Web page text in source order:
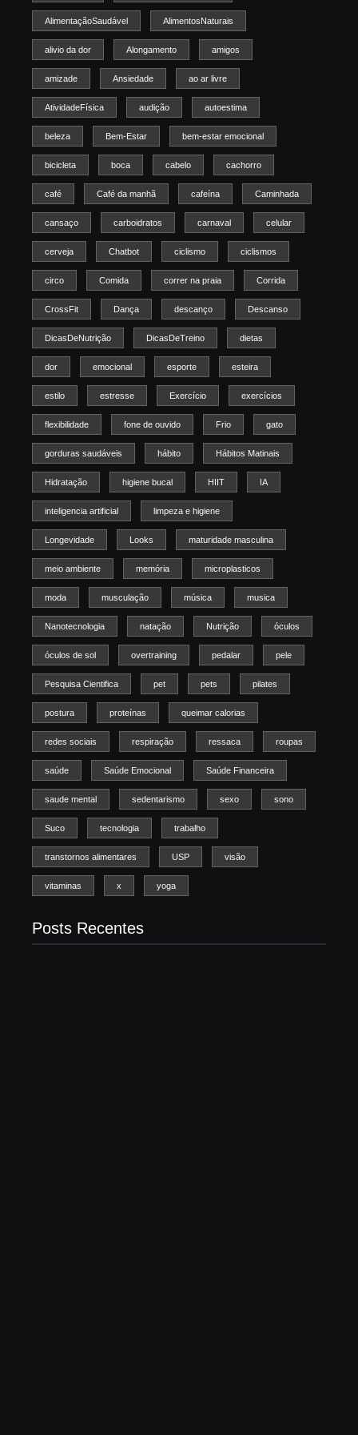
AlimentaçãoSaudável AlimentosNaturais
alivio da dor Alongamento amigos
amizade Ansiedade ao ar livre
AtividadeFísica audição autoestima
beleza Bem-Estar bem-estar emocional
bicicleta boca cabelo cachorro
café Café da manhã cafeína Caminhada
cansaço carboidratos carnaval celular
cerveja Chatbot ciclismo ciclismos
circo Comida correr na praia Corrida
CrossFit Dança descanço Descanso
DicasDeNutrição DicasDeTreino dietas
dor emocional esporte esteira
estilo estresse Exercício exercícios
flexibilidade fone de ouvido Frio gato
gorduras saudáveis hábito Hábitos Matinais
Hidratação higiene bucal HIIT IA
inteligencia artificial limpeza e higiene
Longevidade Looks maturidade masculina
meio ambiente memória microplasticos
moda musculação música musica
Nanotecnologia natação Nutrição óculos
óculos de sol overtraining pedalar pele
Pesquisa Cientifica pet pets pilates
postura proteínas queimar calorias
redes sociais respiração ressaca roupas
saúde Saúde Emocional Saúde Financeira
saude mental sedentarismo sexo sono
Suco tecnologia trabalho
transtornos alimentares USP visão
vitaminas x yoga
Posts Recentes